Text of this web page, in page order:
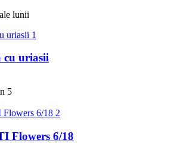
lunii
1
cu uriasii
5
2
Flowers 6/18